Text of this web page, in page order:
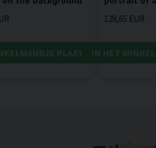
PLAATSEN
128,65 EUR
IN HET